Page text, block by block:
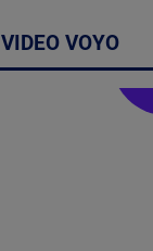
VIDEO VOYO